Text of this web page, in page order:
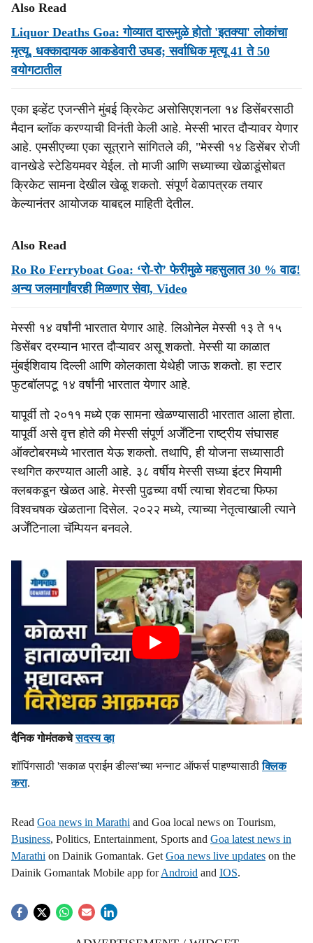
Also Read
Liquor Deaths Goa: गोव्यात दारूमुळे होतो 'इतक्या' लोकांचा
मृत्यू, धक्कादायक आकडेवारी उघड; सर्वाधिक मृत्‍यू 41 ते 50
वयोगटातील
एका इव्हेंट एजन्सीने मुंबई क्रिकेट असोसिएशनला १४ डिसेंबरसाठी
मैदान ब्लॉक करण्याची विनंती केली आहे. मेस्सी भारत दौऱ्यावर येणार
आहे. एमसीएच्या एका सूत्राने सांगितले की, "मेस्सी १४ डिसेंबर रोजी
वानखेडे स्टेडियमवर येईल. तो माजी आणि सध्याच्या खेळाडूंसोबत
क्रिकेट सामना देखील खेळू शकतो. संपूर्ण वेळापत्रक तयार
केल्यानंतर आयोजक याबद्दल माहिती देतील.
Also Read
Ro Ro Ferryboat Goa: ‘रो-रो’ फेरीमुळे महसुलात 30 % वाढ!
अन्य जलमार्गांवरही मिळणार सेवा, Video
मेस्सी १४ वर्षांनी भारतात येणार आहे. लिओनेल मेस्सी १३ ते १५
डिसेंबर दरम्यान भारत दौऱ्यावर असू शकतो. मेस्सी या काळात
मुंबईशिवाय दिल्ली आणि कोलकाता येथेही जाऊ शकतो. हा स्टार
फुटबॉलपटू १४ वर्षांनी भारतात येणार आहे.
यापूर्वी तो २०११ मध्ये एक सामना खेळण्यासाठी भारतात आला होता.
यापूर्वी असे वृत्त होते की मेस्सी संपूर्ण अर्जेंटिना राष्ट्रीय संघासह
ऑक्टोबरमध्ये भारतात येऊ शकतो. तथापि, ही योजना सध्यासाठी
स्थगित करण्यात आली आहे. ३८ वर्षीय मेस्सी सध्या इंटर मियामी
क्लबकडून खेळत आहे. मेस्सी पुढच्या वर्षी त्याचा शेवटचा फिफा
विश्वचषक खेळताना दिसेल. २०२२ मध्ये, त्याच्या नेतृत्वाखाली त्याने
अर्जेंटिनाला चॅम्पियन बनवले.
दैनिक गोमंतकचेसदस्य व्हा
शॉपिंगसाठी 'सकाळ प्राईम डील्स'च्या भन्नाट ऑफर्स पाहण्यासाठीक्लिक
करा.
Read Goa news in Marathi and Goa local news on Tourism,
Business, Politics, Entertainment, Sports and Goa latest news in
Marathi on Dainik Gomantak. Get Goa news live updates on the
Dainik Gomantak Mobile app forAndroid and IOS.